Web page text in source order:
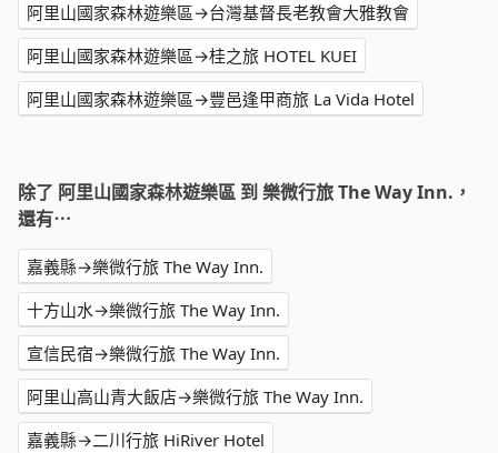
阿里山國家森林遊樂區→台灣基督長老教會大雅教會
阿里山國家森林遊樂區→桂之旅 HOTEL KUEI
阿里山國家森林遊樂區→豐邑逢甲商旅 La Vida Hotel
除了 阿里山國家森林遊樂區 到 樂微行旅 The Way Inn.，
還有⋯
嘉義縣→樂微行旅 The Way Inn.
十方山水→樂微行旅 The Way Inn.
宣信民宿→樂微行旅 The Way Inn.
阿里山高山青大飯店→樂微行旅 The Way Inn.
嘉義縣→二川行旅 HiRiver Hotel